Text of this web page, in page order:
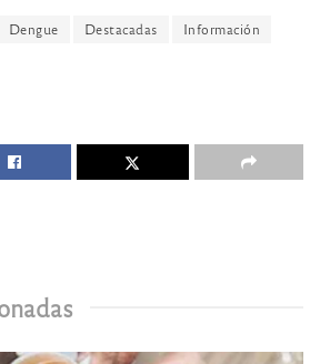
Dengue Destacadas
Información